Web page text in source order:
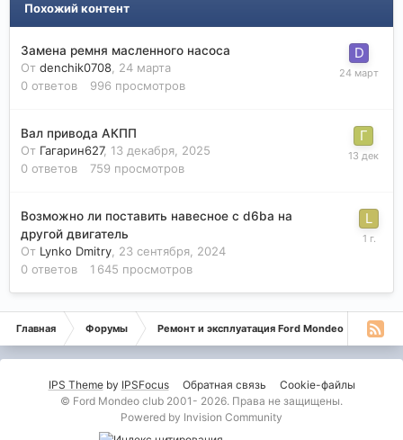
Похожий контент
Замена ремня масленного насоса
От denchik0708, 24 марта
0 ответов 996 просмотров
Вал привода АКПП
От Гагарин627, 13 декабря, 2025
0 ответов 759 просмотров
Возможно ли поставить навесное с d6ba на
другой двигатель
От Lynko Dmitry, 23 сентября, 2024
0 ответов 1 645 просмотров
Главная Форумы Ремонт и эксплуатация Ford Mondeo Форд
IPS Themeby IPSFocus Обратная связь
Cookie-файлы
© Ford Mondeo club 2001- 2026. Права не защищены.
Powered by Invision Community